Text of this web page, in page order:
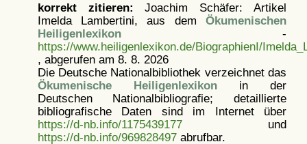
korrekt zitieren: Joachim Schäfer: Artikel
Imelda Lambertini, aus dem Ökumenischen
Heiligenlexikon-
https://www.heiligenlexikon.de/BiographienI/
, abgerufen am 8. 8. 2026
Die Deutsche Nationalbibliothek verzeichnet das
Ökumenische Heiligenlexikonin der
Deutschen Nationalbibliografie; detaillierte
bibliografische Daten sind im Internet über
https://d-nb.info/1175439177und
https://d-nb.info/969828497abrufbar.